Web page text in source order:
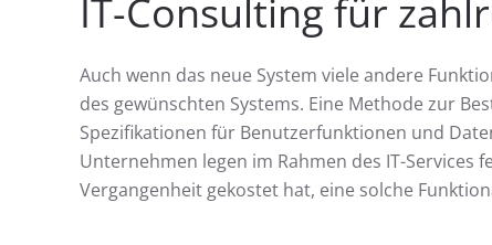
IT-Consulting für
Auch wenn das neue System viele andere
des gewünschten Systems. Eine Methode zur
Spezifikationen für Benutzerfunktionen und
Unternehmen legen im Rahmen des IT-
Vergangenheit gekostet hat, eine solche